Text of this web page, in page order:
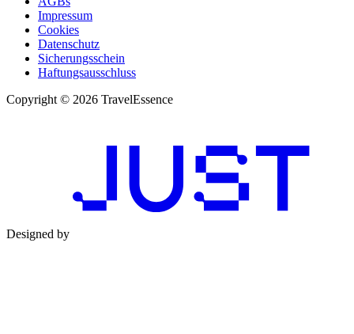
Impressum
Cookies
Datenschutz
Sicherungsschein
Haftungsausschluss
Copyright © 2026 TravelEssence
Designed by